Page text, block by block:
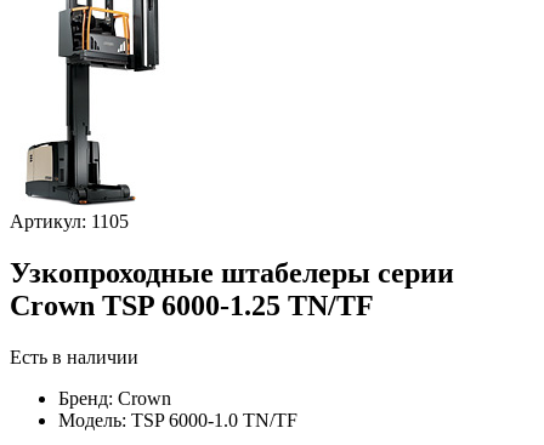
Артикул: 1105
Узкопроходные штабелеры серии
Crown TSP 6000-1.25 TN/TF
Есть в наличии
Бренд: Crown
Модель: TSP 6000-1.0 TN/TF